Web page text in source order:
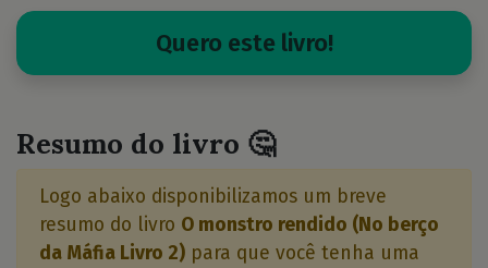
Quero este livro!
Resumo do livro 🤔
Logo abaixo disponibilizamos um breve
resumo do livro O monstro rendido (No berço
da Máfia Livro 2) para que você tenha uma